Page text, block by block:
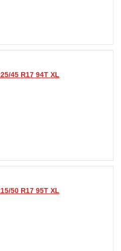
45 R17 94T XL
50 R17 95T XL